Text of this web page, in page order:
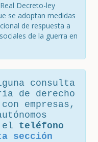
Decreto-ley
se adoptan medidas
de respuesta a
de la guerra en
consulta
de derecho
empresas,
el teléfono
sección